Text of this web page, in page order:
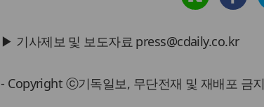
▶ 기사제보 및 보도자료 press@cdaily.co.kr
- Copyright ⓒ기독일보, 무단전재 및 재배포 금지